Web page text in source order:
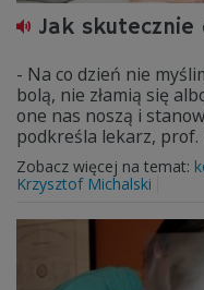
Jak skutecznie
- Na co dzień nie
bolą, nie złamią się
one nas noszą i
podkreśla lekarz, prof.
Zobacz więcej na temat:
Krzysztof Michalski